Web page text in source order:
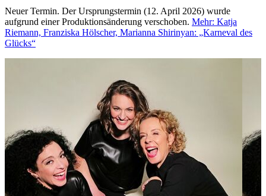
Neuer Termin. Der Ursprungstermin (12. April 2026) wurde
aufgrund einer Produktionsänderung verschoben. Mehr: Katja
Riemann, Franziska Hölscher, Marianna Shirinyan: „Karneval des
Glücks“